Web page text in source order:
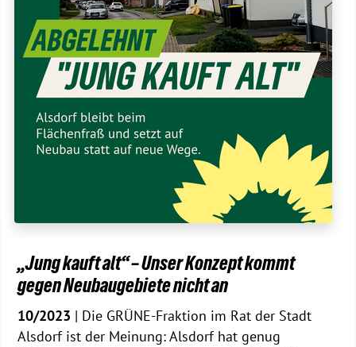
„Jung kauft alt“ – Unser Konzept kommt
gegen Neubaugebiete nicht an
10/2023 | Die GRÜNE-Fraktion im Rat der Stadt
Alsdorf ist der Meinung: Alsdorf hat genug